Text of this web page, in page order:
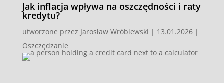
Jak inflacja wpływa na oszczędności i raty
kredytu?
utworzone przez Jarosław Wróblewski | 13.01.2026|
Oszczędzanie